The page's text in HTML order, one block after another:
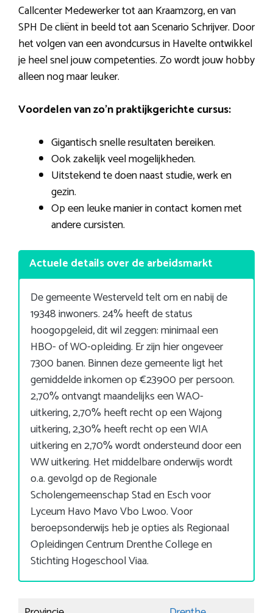
Callcenter Medewerker tot aan Kraamzorg, en van
SPH De cliënt in beeld tot aan Scenario Schrijver. Door
het volgen van een avondcursus in Havelte ontwikkel
je heel snel jouw competenties. Zo wordt jouw hobby
alleen nog maar leuker.
Voordelen van zo’n praktijkgerichte cursus:
Gigantisch snelle resultaten bereiken.
Ook zakelijk veel mogelijkheden.
Uitstekend te doen naast studie, werk en
gezin.
Op een leuke manier in contact komen met
andere cursisten.
Actuele details over de arbeidsmarkt
De gemeente Westerveld telt om en nabij de
19348 inwoners. 24% heeft de status
hoogopgeleid, dit wil zeggen: minimaal een
HBO- of WO-opleiding. Er zijn hier ongeveer
7300 banen. Binnen deze gemeente ligt het
gemiddelde inkomen op €23900 per persoon.
2,70% ontvangt maandelijks een WAO-
uitkering, 2,70% heeft recht op een Wajong
uitkering, 2,30% heeft recht op een WIA
uitkering en 2,70% wordt ondersteund door een
WW uitkering. Het middelbare onderwijs wordt
o.a. gevolgd op de Regionale
Scholengemeenschap Stad en Esch voor
Lyceum Havo Mavo Vbo Lwoo. Voor
beroepsonderwijs heb je opties als Regionaal
Opleidingen Centrum Drenthe College en
Stichting Hogeschool Viaa.